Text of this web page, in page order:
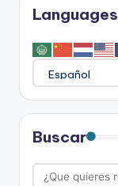
Languages
Buscar